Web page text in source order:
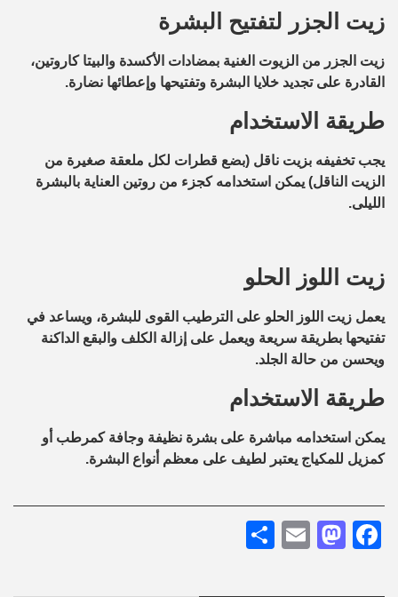
زيت الجزر لتفتيح البشرة
زيت الجزر من الزيوت الغنية بمضادات الأكسدة والبيتا كاروتين،
القادرة على تجديد خلايا البشرة وتفتيحها وإعطائها نضارة.
طريقة الاستخدام
يجب تخفيفه بزيت ناقل (بضع قطرات لكل ملعقة صغيرة من
الزيت الناقل) يمكن استخدامه كجزء من روتين العناية بالبشرة
الليلى.
زيت اللوز الحلو
يعمل زيت اللوز الحلو على الترطيب القوى للبشرة، ويساعد في
تفتيحها بطريقة سريعة ويعمل على إزالة الكلف والبقع الداكنة
ويحسن من حالة الجلد.
طريقة الاستخدام
يمكن استخدامه مباشرة على بشرة نظيفة وجافة كمرطب أو
كمزيل للمكياج يعتبر لطيف على معظم أنواع البشرة.
Facebook
Mastodon
Email